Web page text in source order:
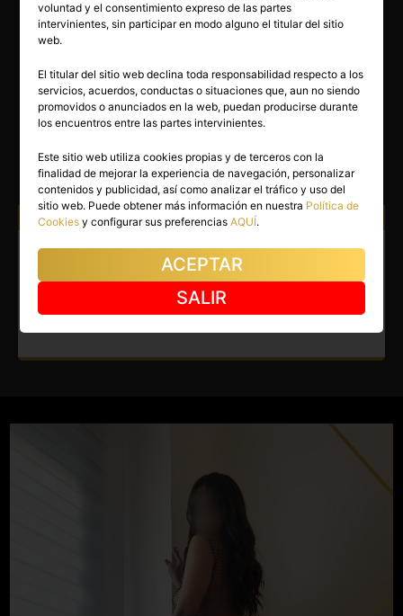
25 años
ALINA
Madrid capital(Madrid)
(18)
Atiendo a: Hombres
Masajista en Madrid capital.
Diosa latina con manos de
hada.
voluntad y el consentimiento expreso de las partes
intervinientes, sin participar en modo alguno el titular del sitio
web.
El titular del sitio web declina toda responsabilidad respecto a los
servicios, acuerdos, conductas o situaciones que, aun no siendo
promovidos o anunciados en la web, puedan producirse durante
los encuentros entre las partes intervinientes.
Este sitio web utiliza cookies propias y de terceros con la
finalidad de mejorar la experiencia de navegación, personalizar
contenidos y publicidad, así como analizar el tráfico y uso del
sitio web. Puede obtener más información en nuestra Política de
Cookies y configurar sus preferenciasAQUÍ.
ACEPTAR
SALIR